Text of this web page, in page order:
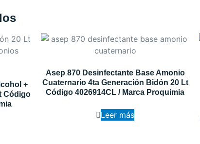
+
Código
Asep 870 Desinfectante Base Amonio
Cuaternario 4ta Generación Bidón 20 Lt
Código 4026914CL / Marca Proquimia
Leer más